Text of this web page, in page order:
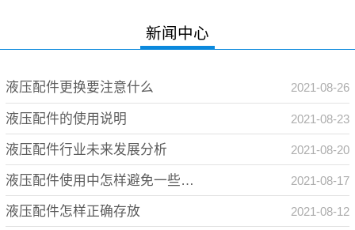
新闻中心
液压配件更换要注意什么 2021-08-26
液压配件的使用说明 2021-08-23
液压配件行业未来发展分析 2021-08-20
液压配件使用中怎样避免一些故
障发生
2021-08-17
液压配件怎样正确存放 2021-08-12